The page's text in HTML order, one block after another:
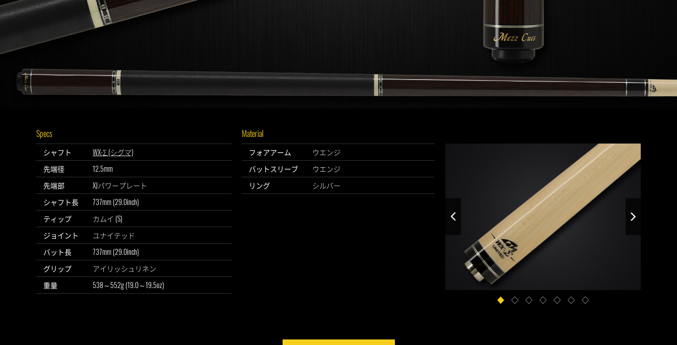
Specs
シャフト
WX-Σ (シグマ)
先端径
12.5mm
先端部
XJパワープレート
シャフト長
737mm (29.0inch)
ティップ
カムイ (S)
ジョイント
ユナイテッド
バット長
737mm (29.0inch)
グリップ
アイリッシュリネン
重量
538～552g (19.0～19.5oz)
Material
フォアアーム
ウエンジ
バットスリーブ
ウエンジ
リング
シルバー